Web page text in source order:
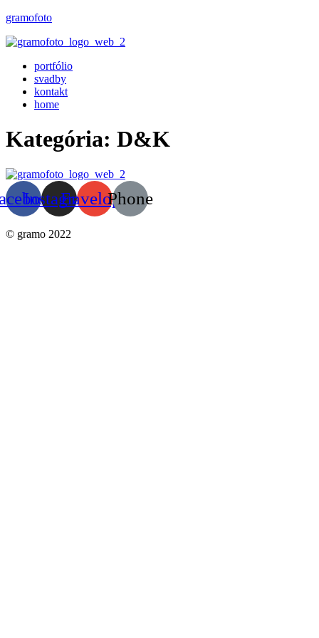
gramofoto
portfólio
svadby
kontakt
home
Kategória: D&K
InstagramEnvelopePhone
© gramo 2022